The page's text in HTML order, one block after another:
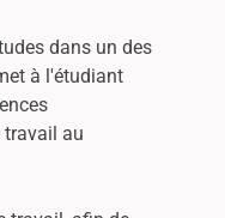
dans un des
à l'étudiant
travail au